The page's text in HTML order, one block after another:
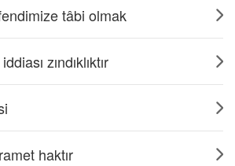
tâbi olmak
zındıklıktır
haktır